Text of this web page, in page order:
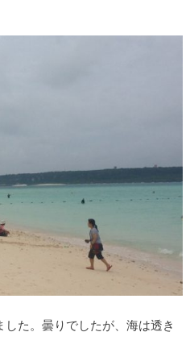
た。曇りでしたが、海は透き